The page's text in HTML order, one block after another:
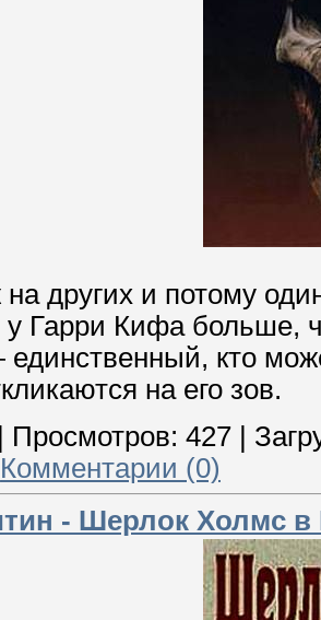
других и потому
у Гарри Кифа больше,
единственный, кто
на его зов.
Просмотров: 427
Комментарии (0)
- Шерлок Холмс в